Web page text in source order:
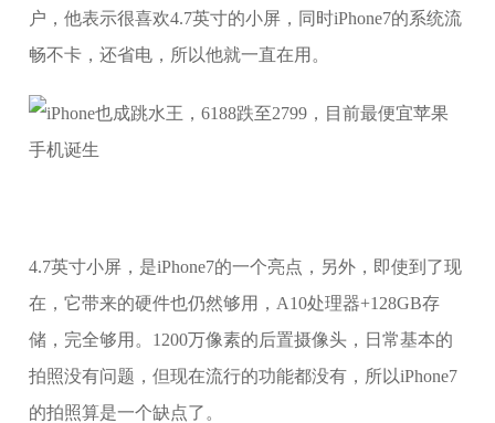
户，他表示很喜欢4.7英寸的小屏，同时iPhone7的系统流
畅不卡，还省电，所以他就一直在用。
4.7英寸小屏，是iPhone7的一个亮点，另外，即使到了现
在，它带来的硬件也仍然够用，A10处理器+128GB存
储，完全够用。1200万像素的后置摄像头，日常基本的
拍照没有问题，但现在流行的功能都没有，所以iPhone7
的拍照算是一个缺点了。